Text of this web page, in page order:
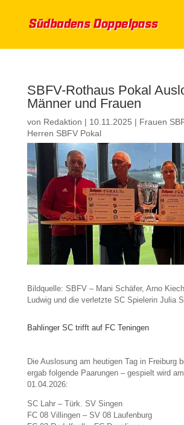
SBFV-Rothaus Pokal
Männer und Frauen
von Redaktion | 10.11.2025 | Frauen
Herren SBFV Pokal
Bildquelle: SBFV – Mani Schäfer, Arno
Ludwig und die verletzte SC Spielerin Julia
Bahlinger SC trifft auf FC Teningen
Die Auslosung am heutigen Tag in Freiburg
ergab folgende Paarungen – gespielt wird
01.04.2026:
SC Lahr – Türk. SV Singen
FC 08 Villingen – SV 08 Laufenburg